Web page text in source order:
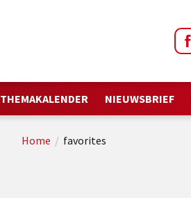
THEMAKALENDER NIEUWSBRIEF
Home / favorites